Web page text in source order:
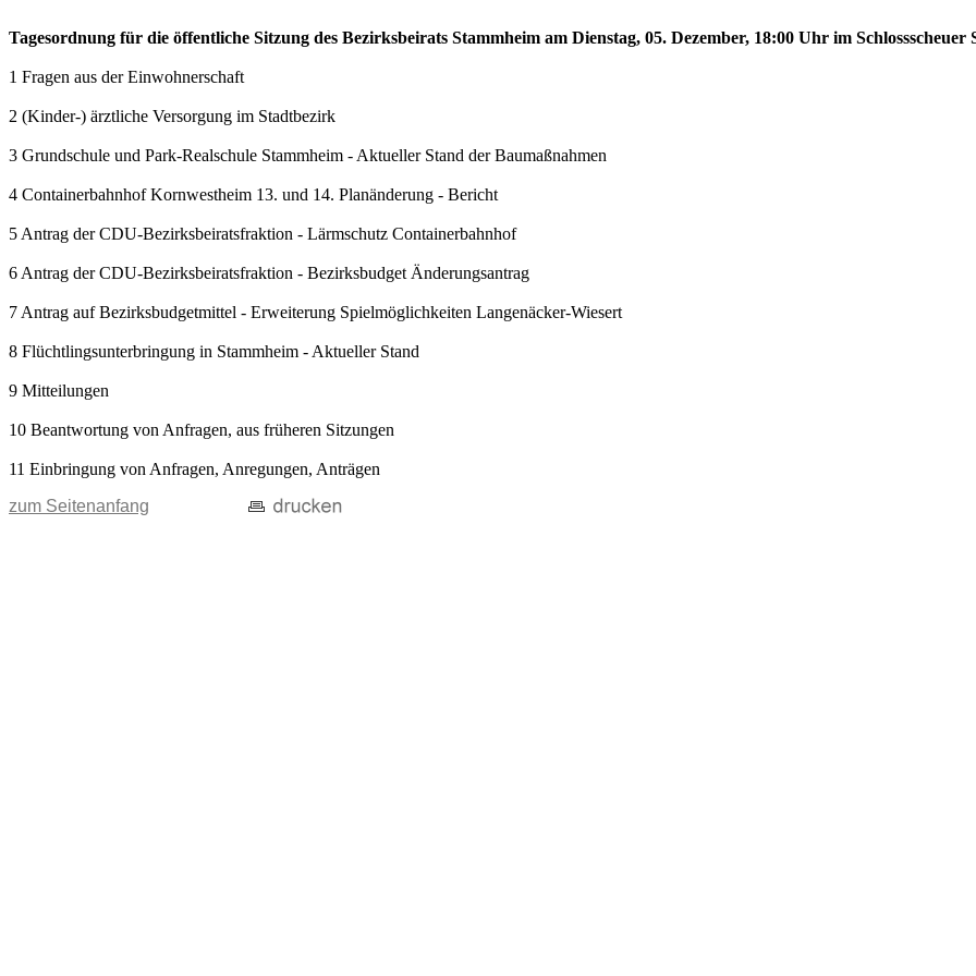
Tagesordnung für die öffentliche Sitzung des Bezirksbeirats Stammheim am Dienstag, 05. Dezember, 18:00 Uhr im Schlossscheuer
1 Fragen aus der Einwohnerschaft
2 (Kinder-) ärztliche Versorgung im Stadtbezirk
3 Grundschule und Park-Realschule Stammheim - Aktueller Stand der Baumaßnahmen
4 Containerbahnhof Kornwestheim 13. und 14. Planänderung - Bericht
5 Antrag der CDU-Bezirksbeiratsfraktion - Lärmschutz Containerbahnhof
6 Antrag der CDU-Bezirksbeiratsfraktion - Bezirksbudget Änderungsantrag
7 Antrag auf Bezirksbudgetmittel - Erweiterung Spielmöglichkeiten Langenäcker-Wiesert
8 Flüchtlingsunterbringung in Stammheim - Aktueller Stand
9 Mitteilungen
10 Beantwortung von Anfragen, aus früheren Sitzungen
11 Einbringung von Anfragen, Anregungen, Anträgen
zum Seitenanfang